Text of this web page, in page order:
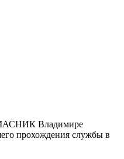
МАСНИК Владимире
прохождения службы в